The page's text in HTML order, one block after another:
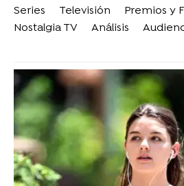
Series Televisión Premios y
Nostalgia TV
Análisis